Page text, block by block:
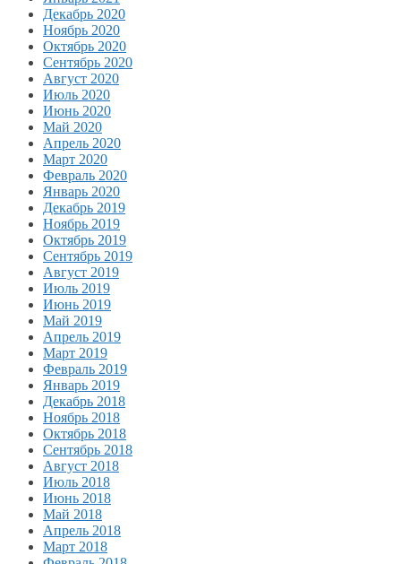
Декабрь 2020
Ноябрь 2020
Октябрь 2020
Сентябрь 2020
Август 2020
Июль 2020
Июнь 2020
Май 2020
Апрель 2020
Март 2020
Февраль 2020
Январь 2020
Декабрь 2019
Ноябрь 2019
Октябрь 2019
Сентябрь 2019
Август 2019
Июль 2019
Июнь 2019
Май 2019
Апрель 2019
Март 2019
Февраль 2019
Январь 2019
Декабрь 2018
Ноябрь 2018
Октябрь 2018
Сентябрь 2018
Август 2018
Июль 2018
Июнь 2018
Май 2018
Апрель 2018
Март 2018